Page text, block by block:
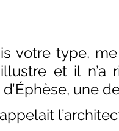
votre type,
et il
une